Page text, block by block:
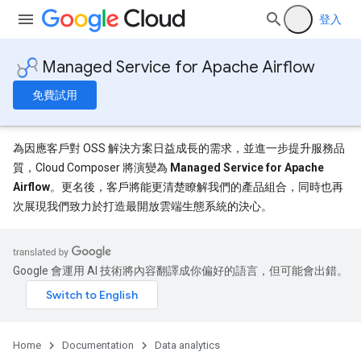
登入
Managed Service for Apache Airflow
免費試用
為因應客戶對 OSS 解決方案日益成長的需求，並進一步提升服務品
質，Cloud Composer 將演變為 Managed Service for Apache
Airflow。更名後，客戶將能更清楚瞭解我們的產品組合，同時也再
次展現我們致力於打造最開放雲端生態系統的決心。
Google 會運用 AI 技術將內容翻譯成你偏好的語言，但可能會出錯。
Home Documentation
Data analytics